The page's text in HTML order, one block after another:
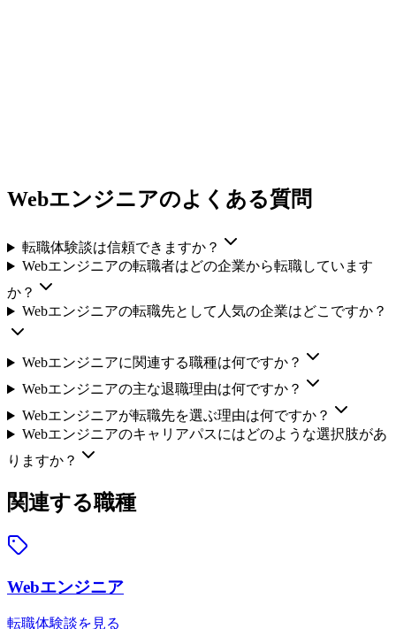
Webエンジニアのよくある質問
転職体験談は信頼できますか？
Webエンジニアの転職者はどの企業から転職しています
か？
Webエンジニアの転職先として人気の企業はどこですか？
Webエンジニアに関連する職種は何ですか？
Webエンジニアの主な退職理由は何ですか？
Webエンジニアが転職先を選ぶ理由は何ですか？
Webエンジニアのキャリアパスにはどのような選択肢があ
りますか？
関連する職種
Webエンジニア
転職体験談を見る